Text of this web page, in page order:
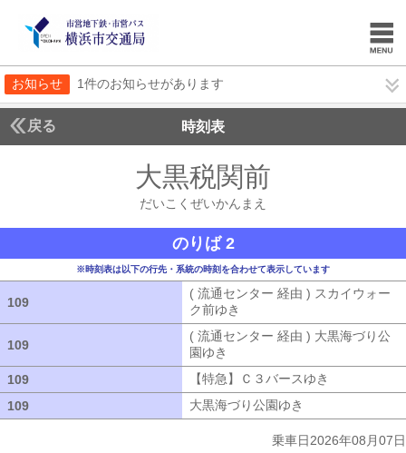
お知らせ 1件のお知らせがあります
戻る 時刻表
大黒税関前
だいこくぜいかんまえ
のりば 2
※時刻表は以下の行先・系統の時刻を合わせて表示しています
109
( 流通センター 経由 ) スカイウォー
ク前ゆき
109
( 流通センター 経由 ) 大黒海づり公
園ゆき
109
【特急】Ｃ３バースゆき
109
大黒海づり公園ゆき
乗車日2026年08月07日